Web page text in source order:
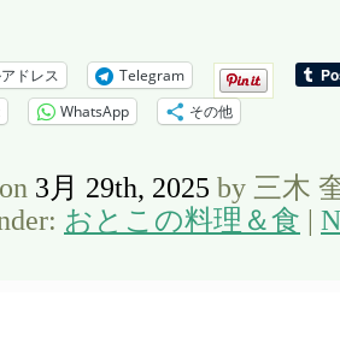
ドレス
Telegram
WhatsApp その他
3月 29th, 2025 by 三木
おとこの料理＆食 |